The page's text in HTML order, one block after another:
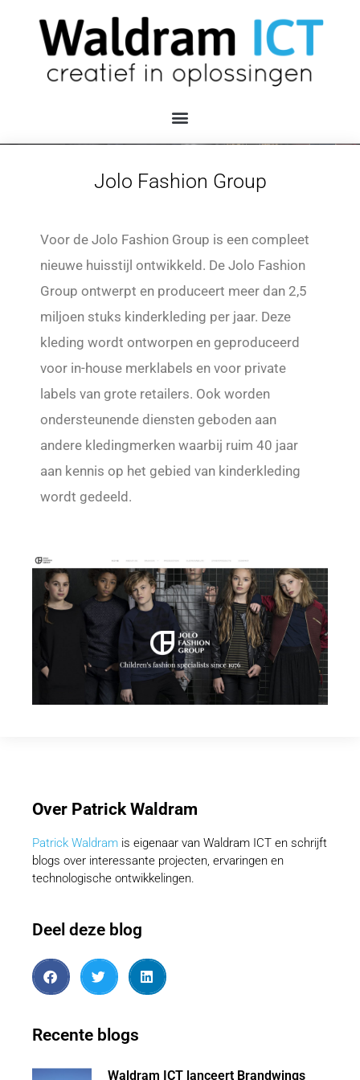
Jolo Fashion Group
Voor de Jolo Fashion Group is een compleet
nieuwe huisstijl ontwikkeld. De Jolo Fashion
Group ontwerpt en produceert meer dan 2,5
miljoen stuks kinderkleding per jaar. Deze
kleding wordt ontworpen en geproduceerd
voor in-house merklabels en voor private
labels van grote retailers. Ook worden
ondersteunende diensten geboden aan
andere kledingmerken waarbij ruim 40 jaar
aan kennis op het gebied van kinderkleding
wordt gedeeld.
Over Patrick Waldram
Patrick Waldram is eigenaar van Waldram ICT en schrijft
blogs over interessante projecten, ervaringen en
technologische ontwikkelingen.
Deel deze blog
Recente blogs
Waldram ICT lanceert Brandwings